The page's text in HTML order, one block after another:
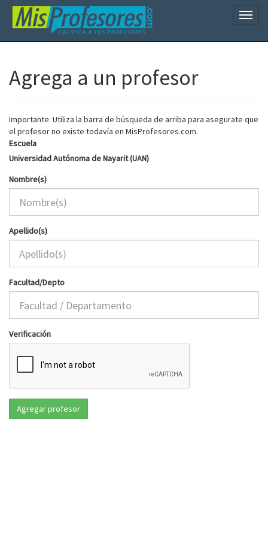
Agrega a un profesor
Importante: Utiliza la barra de búsqueda de arriba para asegurate que
el profesor no existe todavía en MisProfesores.com.
Escuela
Universidad Autónoma de Nayarit (UAN)
Nombre(s)
Apellido(s)
Facultad/Depto
Verificación